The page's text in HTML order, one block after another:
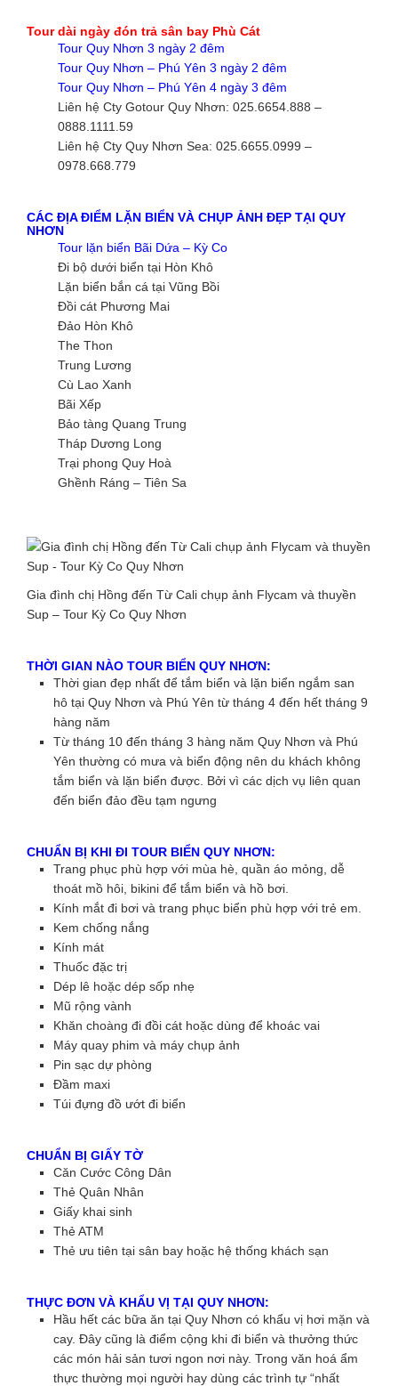
Tour dài ngày đón trả sân bay Phù Cát
Tour Quy Nhơn 3 ngày 2 đêm
Tour Quy Nhơn – Phú Yên 3 ngày 2 đêm
Tour Quy Nhơn – Phú Yên 4 ngày 3 đêm
Liên hệ Cty Gotour Quy Nhơn: 025.6654.888 –
0888.1111.59
Liên hệ Cty Quy Nhơn Sea: 025.6655.0999 –
0978.668.779
CÁC ĐỊA ĐIỂM LẶN BIỂN VÀ CHỤP ẢNH ĐẸP TẠI QUY
NHƠN
Tour lặn biển Bãi Dứa – Kỳ Co
Đi bộ dưới biển tại Hòn Khô
Lặn biển bắn cá tại Vũng Bồi
Đồi cát Phương Mai
Đảo Hòn Khô
The Thon
Trung Lương
Cù Lao Xanh
Bãi Xếp
Bảo tàng Quang Trung
Tháp Dương Long
Trại phong Quy Hoà
Ghềnh Ráng – Tiên Sa
Gia đình chị Hồng đến Từ Cali chụp ảnh Flycam và thuyền
Sup – Tour Kỳ Co Quy Nhơn
THỜI GIAN NÀO TOUR BIỂN QUY NHƠN:
Thời gian đẹp nhất để tắm biển và lặn biển ngắm san
hô tại Quy Nhơn và Phú Yên từ tháng 4 đến hết tháng 9
hàng năm
Từ tháng 10 đến tháng 3 hàng năm Quy Nhơn và Phú
Yên thường có mưa và biển động nên du khách không
tắm biển và lặn biển được. Bởi vì các dịch vụ liên quan
đến biển đảo đều tạm ngưng
CHUẨN BỊ KHI ĐI TOUR BIỂN QUY NHƠN:
Trang phục phù hợp với mùa hè, quần áo mỏng, dễ
thoát mồ hôi, bikini để tắm biển và hồ bơi.
Kính mắt đi bơi và trang phục biển phù hợp với trẻ em.
Kem chống nắng
Kính mát
Thuốc đặc trị
Dép lê hoặc dép sốp nhẹ
Mũ rộng vành
Khăn choàng đi đồi cát hoặc dùng để khoác vai
Máy quay phim và máy chụp ảnh
Pin sạc dự phòng
Đầm maxi
Túi đựng đồ ướt đi biển
CHUẨN BỊ GIẤY TỜ
Căn Cước Công Dân
Thẻ Quân Nhân
Giấy khai sinh
Thẻ ATM
Thẻ ưu tiên tại sân bay hoặc hệ thống khách sạn
THỰC ĐƠN VÀ KHẨU VỊ TẠI QUY NHƠN:
Hầu hết các bữa ăn tại Quy Nhơn có khẩu vị hơi mặn và
cay. Đây cũng là điểm cộng khi đi biển và thưởng thức
các món hải sản tươi ngon nơi này. Trong văn hoá ẩm
thực thường mọi người hay dùng các trình tự “nhất